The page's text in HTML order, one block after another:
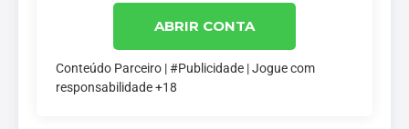
ABRIR CONTA
Conteúdo Parceiro | #Publicidade | Jogue com
responsabilidade +18